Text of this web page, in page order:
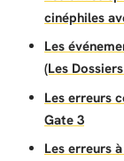
cinéphiles
Les
(Les
Les erreurs
Gate 3
Les erreurs